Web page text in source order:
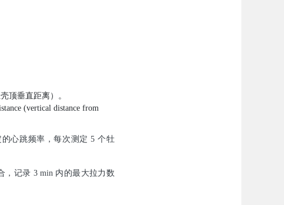
顶垂直距离）。
(vertical distance from
心跳频率，每次测定 5 个牡
，记录 3 min 内的最大拉力数